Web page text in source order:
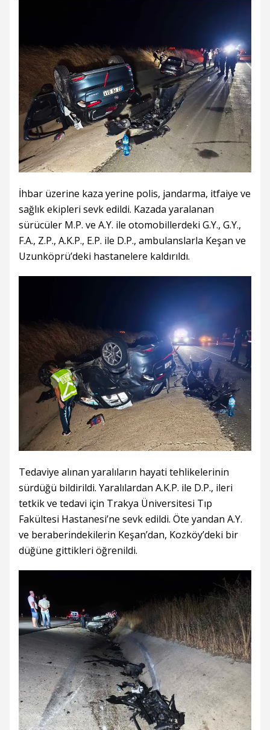
İhbar üzerine kaza yerine polis, jandarma, itfaiye ve
sağlık ekipleri sevk edildi. Kazada yaralanan
sürücüler M.P. ve A.Y. ile otomobillerdeki G.Y., G.Y.,
F.A., Z.P., A.K.P., E.P. ile D.P., ambulanslarla Keşan ve
Uzunköprü’deki hastanelere kaldırıldı.
Tedaviye alınan yaralıların hayati tehlikelerinin
sürdüğü bildirildi. Yaralılardan A.K.P. ile D.P., ileri
tetkik ve tedavi için Trakya Üniversitesi Tıp
Fakültesi Hastanesi’ne sevk edildi. Öte yandan A.Y.
ve beraberindekilerin Keşan’dan, Kozköy’deki bir
düğüne gittikleri öğrenildi.